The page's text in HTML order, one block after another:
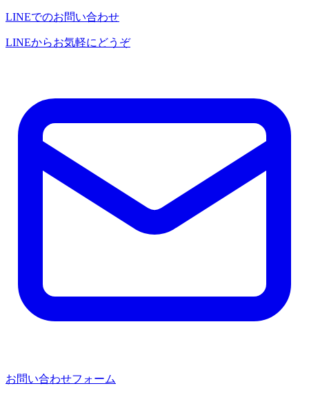
LINEでのお問い合わせ
LINEからお気軽にどうぞ
お問い合わせフォーム